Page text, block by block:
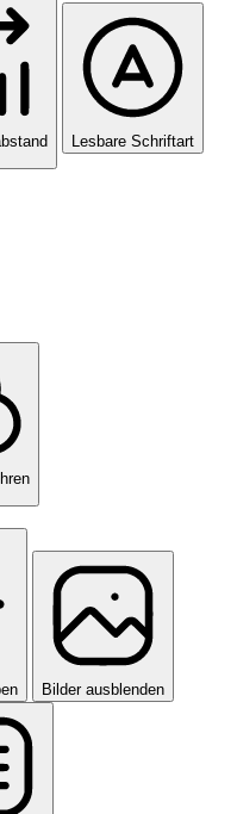
Lesbare Schriftart
Bilder ausblenden